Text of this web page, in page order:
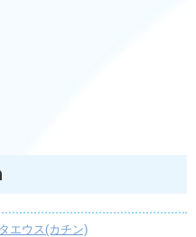
エウス(カチン)